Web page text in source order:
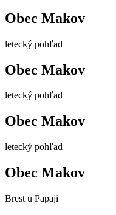
Obec Makov
letecký pohľad
Obec Makov
letecký pohľad
Obec Makov
letecký pohľad
Obec Makov
Brest u Papaji